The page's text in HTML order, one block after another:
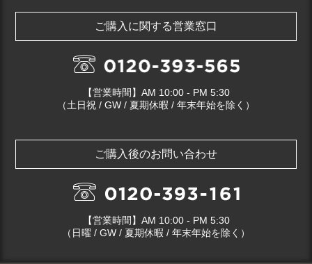
ご購入に関する営業窓口
【営業時間】AM 10:00 - PM 5:30
（土日祝 / GW / 夏期休暇 / 年末年始を除く）
ご購入後のお問い合わせ
【営業時間】AM 10:00 - PM 5:30
（日曜 / GW / 夏期休暇 / 年末年始を除く）